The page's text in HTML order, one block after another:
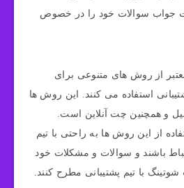
جواب سوالات خود را در خصوص
از روش های متنوعی برای
استفاده می کنند. این روش ها
و همچنین چت آنلاین است.
از این روش ها به راحتی با تیم
باشند و سوالات و مشکلات خود
با تیم پشتیبانی مطرح کنند.